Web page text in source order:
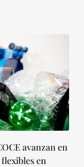
avanzan en
en